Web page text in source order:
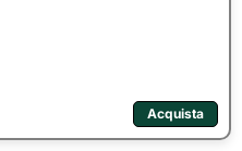
Acquista